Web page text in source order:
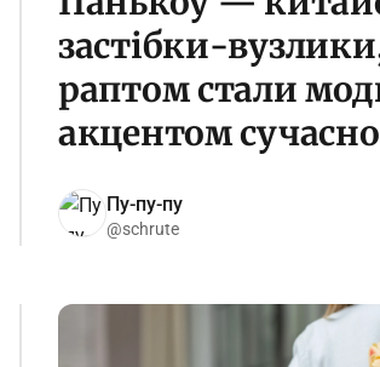
застібки-
раптом стали
акцентом
Пу-пу-пу
@schrute